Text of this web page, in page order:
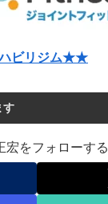
ビリジム★★
す
宏をフォローする